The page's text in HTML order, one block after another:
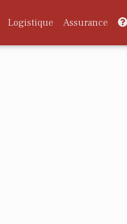
Logistique Assurance